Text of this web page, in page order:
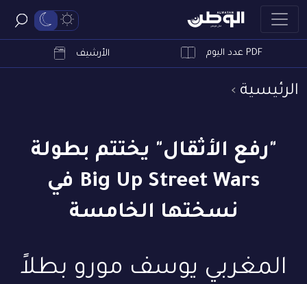
PDF عدد اليوم الأرشيف
الرئيسية
"رفع الأثقال" يختتم بطولة
Big Up Street Wars في
نسختها الخامسة
المغربي يوسف مورو بطلاً